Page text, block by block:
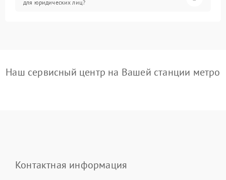
для юридических лиц?
Наш сервисный центр на Вашей станции метро
Контактная информация